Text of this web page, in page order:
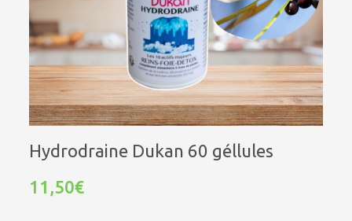
Hydrodraine Dukan 60 géllules
11,50€